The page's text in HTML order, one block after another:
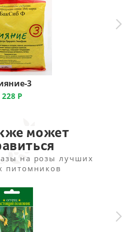
3
228 Р
может
на розы лучших
питомников